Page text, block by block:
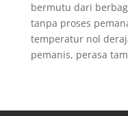
bermutu dari
tanpa proses
temperatur nol
pemanis, perasa